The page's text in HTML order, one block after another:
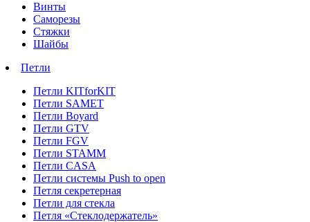
Винты
Саморезы
Стяжки
Шайбы
Петли
Петли KITforKIT
Петли SAMET
Петли Boyard
Петли GTV
Петли FGV
Петли STAMM
Петли CASA
Петли системы Push to open
Петля секретерная
Петли для стекла
Петля «Стеклодержатель»